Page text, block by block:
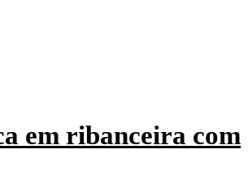
em ribanceira com